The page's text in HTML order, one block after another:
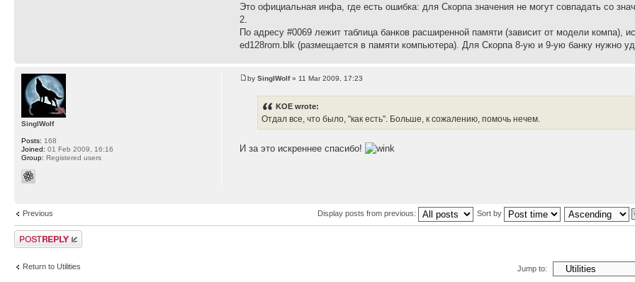
Это официальная инфа, где есть ошибка: для Скорпа значения не могут совпадать со
2.
По адресу #0069 лежит таблица банков расширенной памяти (зависит от модели компа),
ed128rom.blk (размещается в памяти компьютера). Для Скорпа 8-ую и 9-ую банку нужно
bySinglWolf» 11 Mar 2009, 17:23
KOE wrote:
Отдал все, что было, "как есть". Больше, к сожалению, помочь нечем.
И за это искреннее спасибо!
SinglWolf
Posts: 168
Joined: 01 Feb 2009, 16:16
Group: Registered users
Previous Display posts from previous: Sort by
Post a reply
Return to Utilities Jump to: